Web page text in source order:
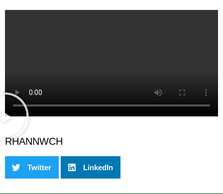
RHANNWCH
Twitter LinkedIn